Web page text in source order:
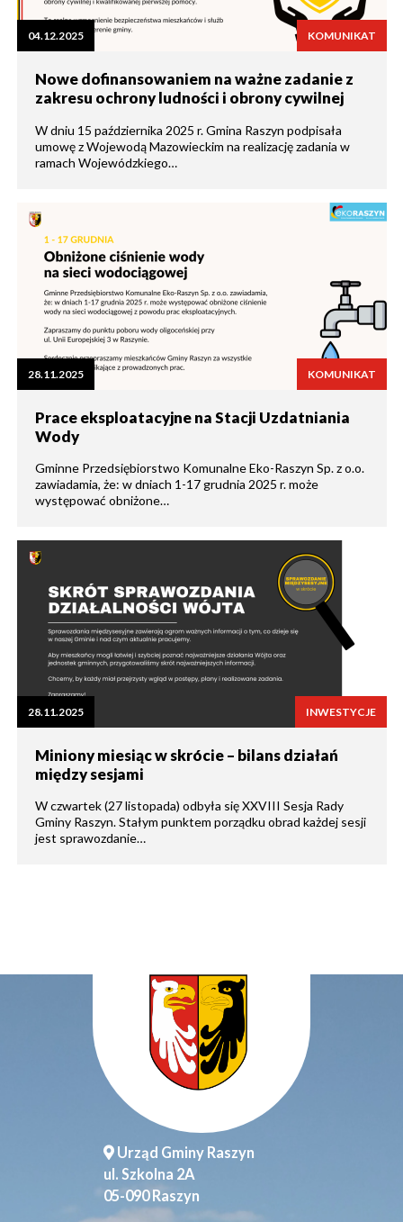
04.12.2025 KOMUNIKAT
Nowe dofinansowaniem na ważne zadanie z
zakresu ochrony ludności i obrony cywilnej
W dniu 15 października 2025 r. Gmina Raszyn podpisała
umowę z Wojewodą Mazowieckim na realizację zadania w
ramach Wojewódzkiego…
28.11.2025 KOMUNIKAT
Prace eksploatacyjne na Stacji Uzdatniania
Wody
Gminne Przedsiębiorstwo Komunalne Eko-Raszyn Sp. z o.o.
zawiadamia, że: w dniach 1-17 grudnia 2025 r. może
występować obniżone…
28.11.2025 INWESTYCJE
Miniony miesiąc w skrócie – bilans działań
między sesjami
W czwartek (27 listopada) odbyła się XXVIII Sesja Rady
Gminy Raszyn. Stałym punktem porządku obrad każdej sesji
jest sprawozdanie…
Urząd Gminy Raszyn
ul. Szkolna 2A
05-090 Raszyn